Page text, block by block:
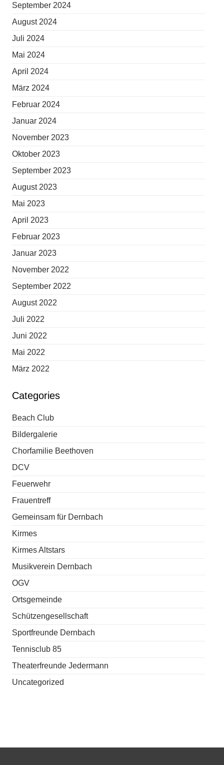
September 2024
August 2024
Juli 2024
Mai 2024
April 2024
März 2024
Februar 2024
Januar 2024
November 2023
Oktober 2023
September 2023
August 2023
Mai 2023
April 2023
Februar 2023
Januar 2023
November 2022
September 2022
August 2022
Juli 2022
Juni 2022
Mai 2022
März 2022
Categories
Beach Club
Bildergalerie
Chorfamilie Beethoven
DCV
Feuerwehr
Frauentreff
Gemeinsam für Dernbach
Kirmes
Kirmes Altstars
Musikverein Dernbach
OGV
Ortsgemeinde
Schützengesellschaft
Sportfreunde Dernbach
Tennisclub 85
Theaterfreunde Jedermann
Uncategorized